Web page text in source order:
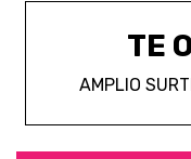
TE
AMPLIO